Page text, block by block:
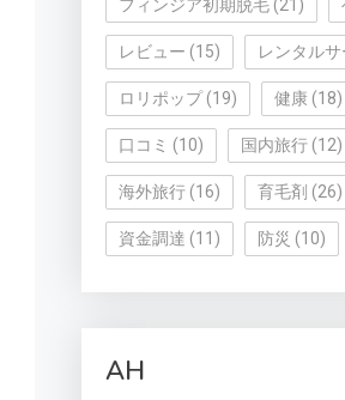
フィンジア初期脱毛(21)
レビュー (15) レンタル
ロリポップ(19) 健康(18)
口コミ (10) 国内旅行(12)
海外旅行(16) 育毛剤 (26)
資金調達 (11) 防災 (10)
AH